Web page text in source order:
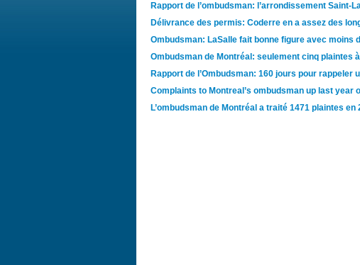
Rapport de l’ombudsman: l’arrondissement Saint-
Délivrance des permis: Coderre en a assez des
Ombudsman: LaSalle fait bonne figure avec moins
Ombudsman de Montréal: seulement cinq plaintes
Rapport de l’Ombudsman: 160 jours pour rappeler
Complaints to Montreal’s ombudsman up last year
L’ombudsman de Montréal a traité 1471 plaintes en